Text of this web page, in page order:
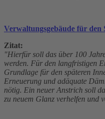
Verwaltungsgebäude für
Zitat:
"Hierfür soll das über 100
werden. Für den langfristigen
Grundlage für den späteren
Erneuerung und adäquate
nötig. Ein neuer Anstrich soll
zu neuem Glanz verhelfen und